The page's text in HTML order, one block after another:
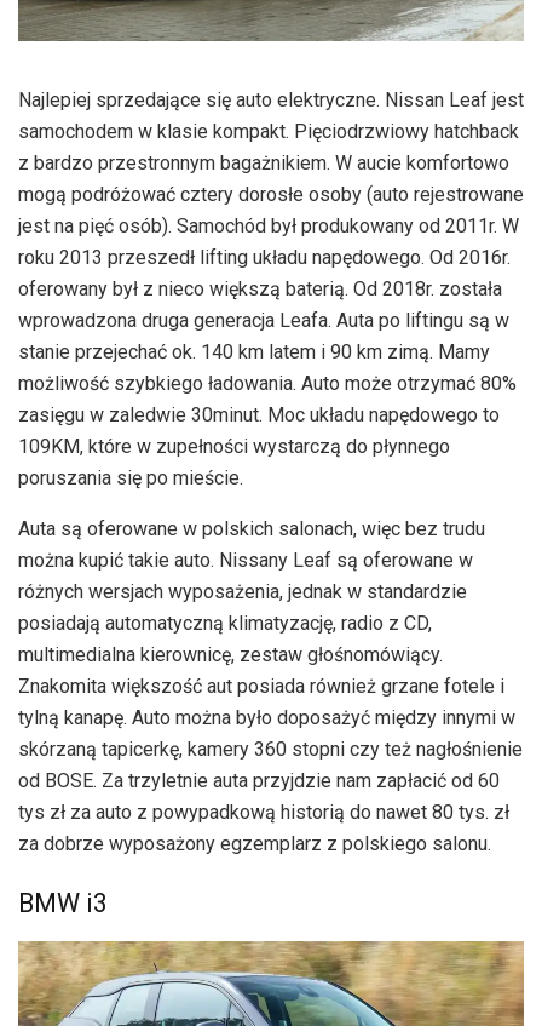
Najlepiej sprzedające się auto elektryczne. Nissan Leaf jest
samochodem w klasie kompakt. Pięciodrzwiowy hatchback
z bardzo przestronnym bagażnikiem. W aucie komfortowo
mogą podróżować cztery dorosłe osoby (auto rejestrowane
jest na pięć osób). Samochód był produkowany od 2011r. W
roku 2013 przeszedł lifting układu napędowego. Od 2016r.
oferowany był z nieco większą baterią. Od 2018r. została
wprowadzona druga generacja Leafa. Auta po liftingu są w
stanie przejechać ok. 140 km latem i 90 km zimą. Mamy
możliwość szybkiego ładowania. Auto może otrzymać 80%
zasięgu w zaledwie 30minut. Moc układu napędowego to
109KM, które w zupełności wystarczą do płynnego
poruszania się po mieście.
Auta są oferowane w polskich salonach, więc bez trudu
można kupić takie auto. Nissany Leaf są oferowane w
różnych wersjach wyposażenia, jednak w standardzie
posiadają automatyczną klimatyzację, radio z CD,
multimedialna kierownicę, zestaw głośnomówiący.
Znakomita większość aut posiada również grzane fotele i
tylną kanapę. Auto można było doposażyć między innymi w
skórzaną tapicerkę, kamery 360 stopni czy też nagłośnienie
od BOSE. Za trzyletnie auta przyjdzie nam zapłacić od 60
tys zł za auto z powypadkową historią do nawet 80 tys. zł
za dobrze wyposażony egzemplarz z polskiego salonu.
BMW i3